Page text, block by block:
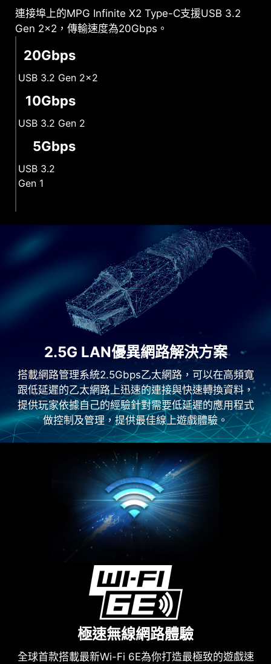
連接埠上的MPG Infinite X2 Type-C支援USB 3.2
Gen 2x2，傳輸速度為20Gbps。
20Gbps
USB 3.2 Gen 2x2
10Gbps
USB 3.2 Gen 2
5Gbps
USB 3.2
Gen 1
2.5G LAN優異網路解決方案
搭載網路管理系統2.5Gbps乙太網路，可以在高頻寬
跟低延遲的乙太網路上迅速的連接與快速轉換資料，
提供玩家依據自己的經驗針對需要低延遲的應用程式
做控制及管理，提供最佳線上遊戲體驗。
極速無線網路體驗
全球首款搭載最新Wi-Fi 6E為你打造最極致的遊戲速